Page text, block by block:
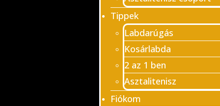
Tippek
Labdarúgás
Kosárlabda
2 az 1 ben
Asztalitenisz
Fiókom